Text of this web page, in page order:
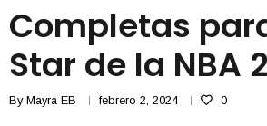
Completas
Star de la NBA
By Mayra EB febrero 2, 2024 0